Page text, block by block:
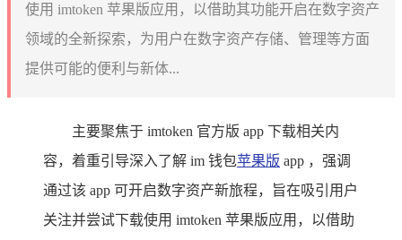
使用 imtoken 苹果版应用，以借助其功能开启在数字资产
领域的全新探索，为用户在数字资产存储、管理等方面
提供可能的便利与新体...
主要聚焦于 imtoken 官方版 app 下载相关内
容，着重引导深入了解 im 钱包苹果版 app ，强调
通过该 app 可开启数字资产新旅程，旨在吸引用户
关注并尝试下载使用 imtoken 苹果版应用，以借助